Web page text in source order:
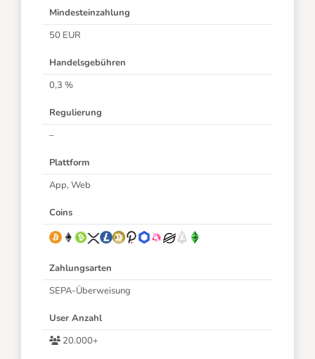
Mindesteinzahlung
50 EUR
Handelsgebühren
0,3 %
Regulierung
–
Plattform
App, Web
Coins
Zahlungsarten
SEPA-Überweisung
User Anzahl
20.000+